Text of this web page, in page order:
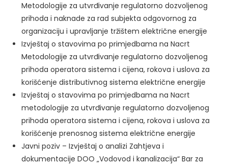
Metodologije za utvrđivanje regulatorno dozvoljenog
prihoda i naknade za rad subjekta odgovornog za
organizaciju i upravljanje tržištem električne energije
Izvještaj o stavovima po primjedbama na Nacrt
Metodologije za utvrđivanje regulatorno dozvoljenog
prihoda operatora sistema i cijena, rokova i uslova za
korišćenje distributivnog sistema električne energije
Izvještaj o stavovima po primjedbama na Nacrt
metodologije za utvrđivanje regulatorno dozvoljenog
prihoda operatora sistema i cijena, rokova i uslova za
korišćenje prenosnog sistema električne energije
Javni poziv – Izvještaj o analizi Zahtjeva i
dokumentacije DOO „Vodovod i kanalizacija“ Bar za